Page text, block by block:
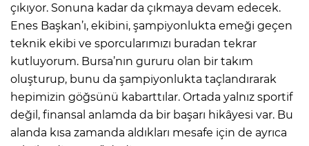
çıkıyor. Sonuna kadar da çıkmaya devam edecek.
Enes Başkan’ı, ekibini, şampiyonlukta emeği geçen
teknik ekibi ve sporcularımızı buradan tekrar
kutluyorum. Bursa’nın gururu olan bir takım
oluşturup, bunu da şampiyonlukta taçlandırarak
hepimizin göğsünü kabarttılar. Ortada yalnız sportif
değil, finansal anlamda da bir başarı hikâyesi var. Bu
alanda kısa zamanda aldıkları mesafe için de ayrıca